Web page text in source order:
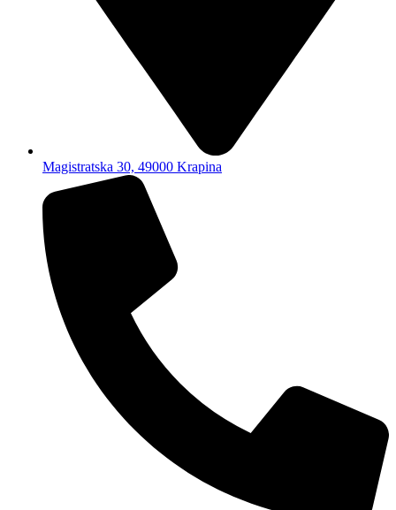
Magistratska 30, 49000 Krapina